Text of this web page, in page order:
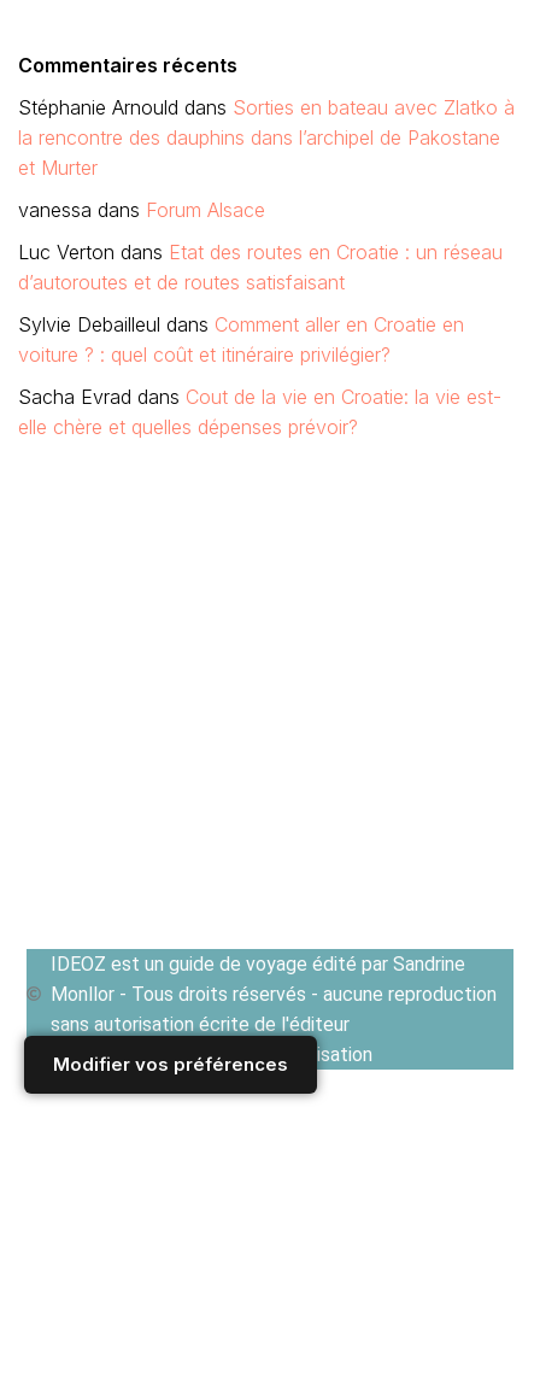
Modifier vos préférences
Commentaires récents
Stéphanie Arnould dans Sorties en bateau avec Zlatko à
la rencontre des dauphins dans l’archipel de Pakostane
et Murter
vanessa dans Forum Alsace
Luc Verton dans Etat des routes en Croatie : un réseau
d’autoroutes et de routes satisfaisant
Sylvie Debailleul dans Comment aller en Croatie en
voiture ? : quel coût et itinéraire privilégier?
Sacha Evrad dans Cout de la vie en Croatie: la vie est-
elle chère et quelles dépenses prévoir?
IDEOZ est un guide de voyage édité par Sandrine
Monllor - Tous droits réservés - aucune reproduction
sans autorisation écrite de l'éditeur
Voir les Conditions générales d'utilisation